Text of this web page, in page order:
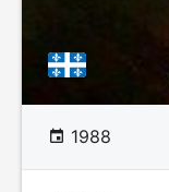
1988